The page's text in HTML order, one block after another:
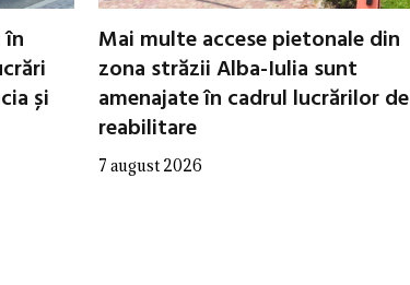
și
Mai multe accese pietonale din
zona străzii Alba-Iulia sunt
amenajate în cadrul lucrărilor de
reabilitare
7 august 2026